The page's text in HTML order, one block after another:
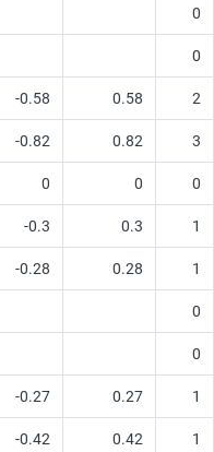
0
0
-0.58 0.58 2
-0.82 0.82 3
0 0 0
-0.3 0.3 1
-0.28 0.28 1
0
0
-0.27 0.27 1
-0.42 0.42 1